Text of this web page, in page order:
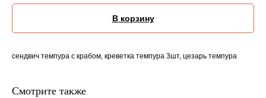
В корзину
сендвич темпура с крабом, креветка темпура 3шт, цезарь темпура
Смотрите также